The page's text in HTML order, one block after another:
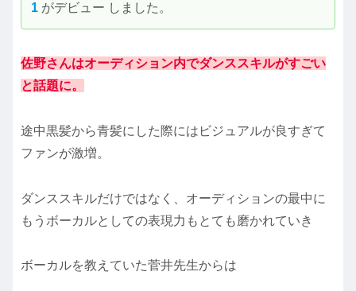
1 がデビュー しました。
佐野さんはオーディション内でダンススキルがすごい
と話題に。
途中黒髪から青髪にした際にはビジュアルが良すぎて
ファンが激増。
ダンススキルだけではなく、オーディションの最中に
もうボーカルとしての表現力もとても磨かれていき
ボーカルを教えていた菅井先生からは